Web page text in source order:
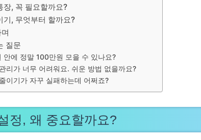
장, 꼭 필요할까요?
기, 무엇부터 할까요?
질문
안에 정말 100만원 모을 수 있나요?
리가 너무 어려워요. 쉬운 방법 없을까요?
이기가 자꾸 실패하는데 어쩌죠?
정, 왜 중요할까요?